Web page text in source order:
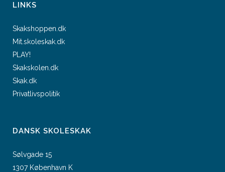
LINKS
Skakshoppen.dk
Mit.skoleskak.dk
PLAY!
Skakskolen.dk
Skak.dk
Privatlivspolitik
DANSK SKOLESKAK
Sølvgade 15
1307 København K